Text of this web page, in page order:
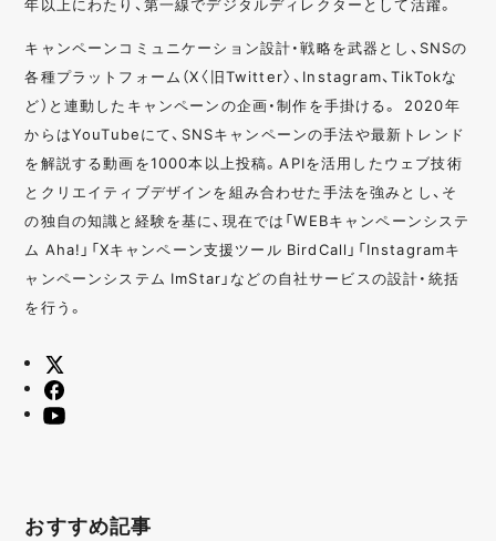
キャンペーンコミュニケーション設計・戦略を武器とし、SNSの
各種プラットフォーム（X〈旧Twitter〉、Instagram、TikTokな
ど）と連動したキャンペーンの企画・制作を手掛ける。 2020年
からはYouTubeにて、SNSキャンペーンの手法や最新トレンド
を解説する動画を1000本以上投稿。APIを活用したウェブ技術
とクリエイティブデザインを組み合わせた手法を強みとし、そ
の独自の知識と経験を基に、現在では「WEBキャンペーンシステ
ム Aha!」「Xキャンペーン支援ツール BirdCall」「Instagramキ
ャンペーンシステム ImStar」などの自社サービスの設計・統括
を行う。
おすすめ記事